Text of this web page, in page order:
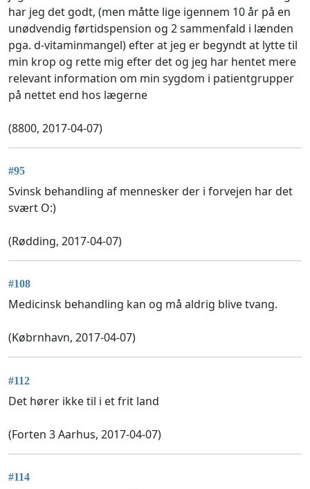
har jeg det godt, (men måtte lige igennem 10 år på en
unødvendig førtidspension og 2 sammenfald i lænden
pga. d-vitaminmangel) efter at jeg er begyndt at lytte til
min krop og rette mig efter det og jeg har hentet mere
relevant information om min sygdom i patientgrupper
på nettet end hos lægerne
(8800, 2017-04-07)
#95
Svinsk behandling af mennesker der i forvejen har det
svært O:)
(Rødding, 2017-04-07)
#108
Medicinsk behandling kan og må aldrig blive tvang.
(Købrnhavn, 2017-04-07)
#112
Det hører ikke til i et frit land
(Forten 3 Aarhus, 2017-04-07)
#114